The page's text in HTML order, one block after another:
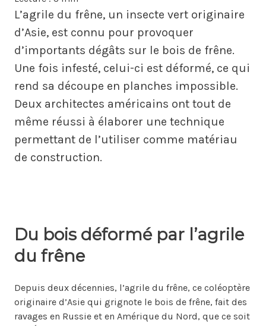
L’agrile du frêne, un insecte vert originaire
d’Asie, est connu pour provoquer
d’importants dégâts sur le bois de frêne.
Une fois infesté, celui-ci est déformé, ce qui
rend sa découpe en planches impossible.
Deux architectes américains ont tout de
même réussi à élaborer une technique
permettant de l’utiliser comme matériau
de construction.
Du bois déformé par l’agrile
du frêne
Depuis deux décennies, l’agrile du frêne, ce coléoptère
originaire d’Asie qui grignote le bois de frêne, fait des
ravages en Russie et en Amérique du Nord, que ce soit